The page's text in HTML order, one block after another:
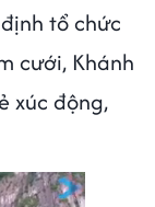
tổ chức
cưới, Khánh
xúc động,